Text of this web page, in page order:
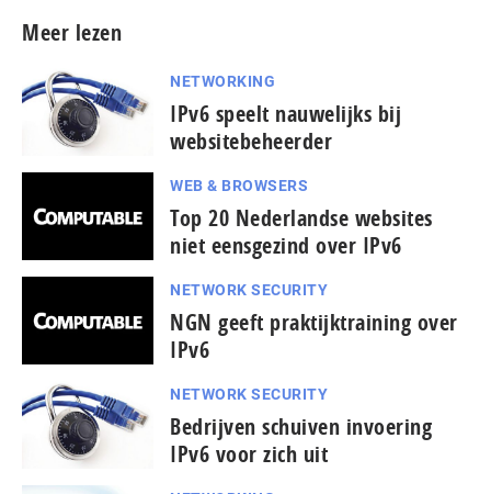
Meer lezen
NETWORKING
IPv6 speelt nauwelijks bij
websitebeheerder
WEB & BROWSERS
Top 20 Nederlandse websites
niet eensgezind over IPv6
NETWORK SECURITY
NGN geeft praktijktraining over
IPv6
NETWORK SECURITY
Bedrijven schuiven invoering
IPv6 voor zich uit